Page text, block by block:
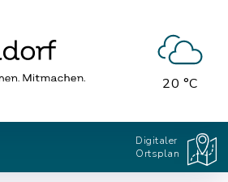
20 °C
Digitaler
Ortsplan